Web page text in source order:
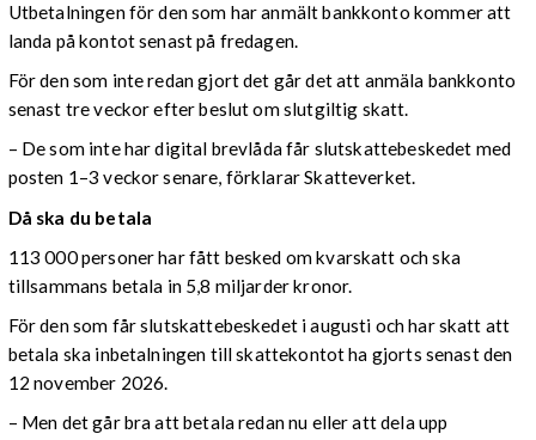
Utbetalningen för den som har anmält bankkonto kommer att
landa på kontot senast på fredagen.
För den som inte redan gjort det går det att anmäla bankkonto
senast tre veckor efter beslut om slutgiltig skatt.
– De som inte har digital brevlåda får slutskattebeskedet med
posten 1–3 veckor senare, förklarar Skatteverket.
Då ska du betala
113 000 personer har fått besked om kvarskatt och ska
tillsammans betala in 5,8 miljarder kronor.
För den som får slutskattebeskedet i augusti och har skatt att
betala ska inbetalningen till skattekontot ha gjorts senast den
12 november 2026.
– Men det går bra att betala redan nu eller att dela upp